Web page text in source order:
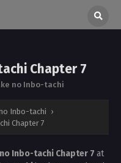
Chapter 7
no Inbo-tachi
Inbo-tachi
›
Chapter 7
Inbo-tachi Chapter 7 at